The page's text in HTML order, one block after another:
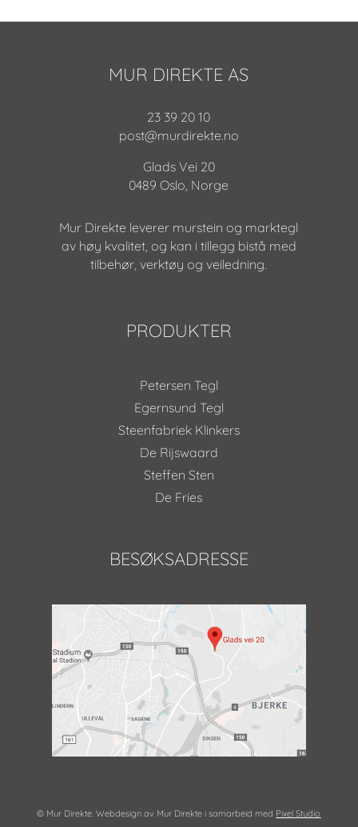
MUR DIREKTE AS
23 39 20 10
post@murdirekte.no
Glads Vei 20
0489 Oslo, Norge
Mur Direkte leverer murstein og marktegl
av høy kvalitet, og kan i tillegg bistå med
tilbehør, verktøy og veiledning.
PRODUKTER
Petersen Tegl
Egernsund Tegl
Steenfabriek Klinkers
De Rijswaard
Steffen Sten
De Fries
BESØKSADRESSE
© Mur Direkte. Webdesign av Mur Direkte i samarbeid med Pixel Studio